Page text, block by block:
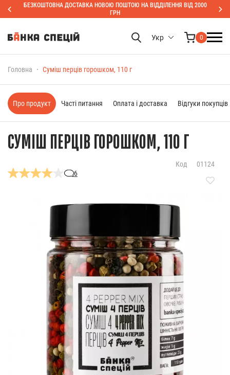
БЕЗКОШТОВНА ДОСТАВКА НОВОЮ ПОШТОЮ НА ВІДДІЛЕННЯ ВІД 2000
ГРН
Укр 0
Головна Суміш перців горошком, 110 г
СУМІШ ПЕРЦІВ ГОРОШКОМ, 110 Г
6
Код 01124
Про продукт Часті питання Оплата і доставка Відгуки покупців